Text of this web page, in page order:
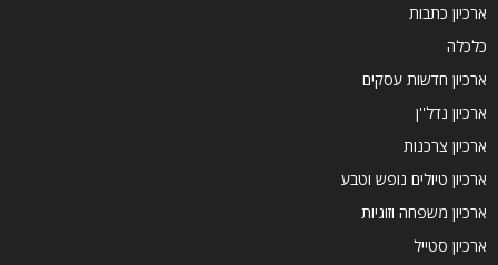
ארכיון כתבות
כלכלה
ארכיון חדשות עסקים
ארכיון נדל''ן
ארכיון צרכנות
ארכיון טיולים נופש וטבע
ארכיון משפחה וזוגיות
ארכיון סטייל